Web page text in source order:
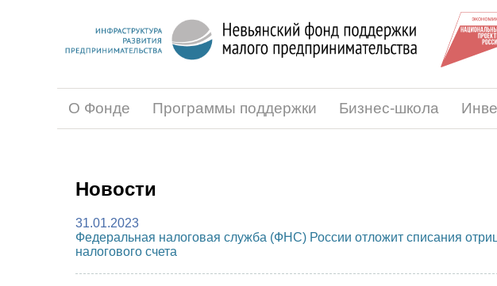
О Фонде Программы поддержки Бизнес-школа
Новости
31.01.2023
Федеральная налоговая служба (ФНС) России отложит списания
налогового счета